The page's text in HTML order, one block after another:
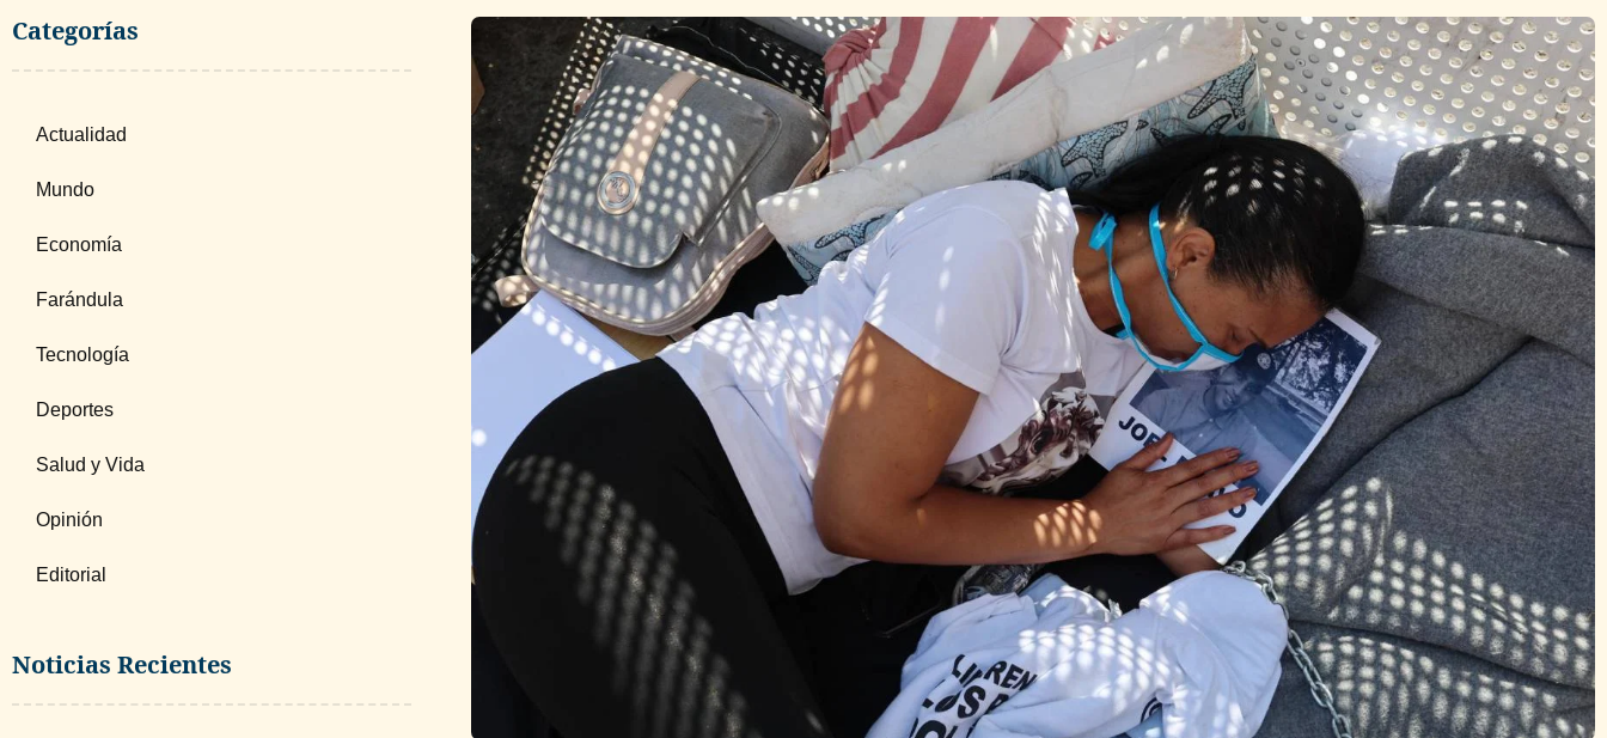
Categorías
Actualidad
Mundo
Economía
Farándula
Tecnología
Deportes
Salud y Vida
Opinión
Editorial
Noticias Recientes